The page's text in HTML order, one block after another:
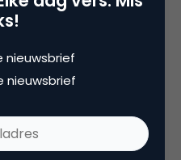
voor marketeers
inzet.
omdat de conversie
voltrekt, wordt
nieuwsbrief
nieuwsbrief